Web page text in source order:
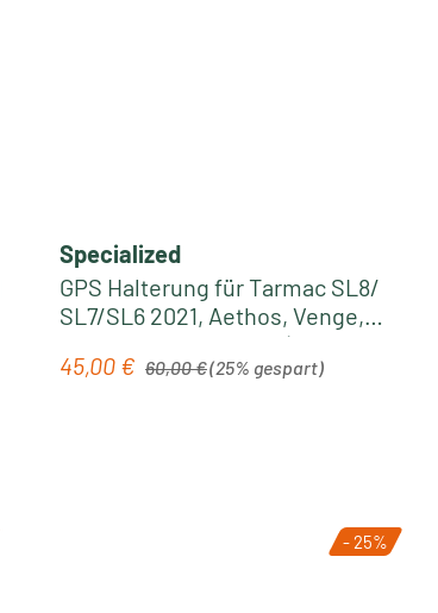
Specialized
GPS Halterung für Tarmac SL8/
SL7/SL6 2021, Aethos, Venge,
Roubaix Mj 2019/2020 | black
Verkaufspreis:
45,00 € 60,00 €(25% gespart)
- 25%